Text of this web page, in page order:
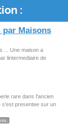
:
par Maisons
... Une maison a
lintermediaire de
rare dans l'ancien
s'est presentee sur un